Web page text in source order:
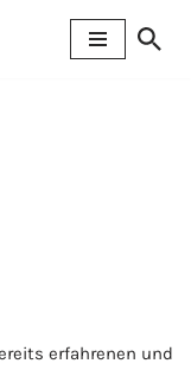
erfahrenen und